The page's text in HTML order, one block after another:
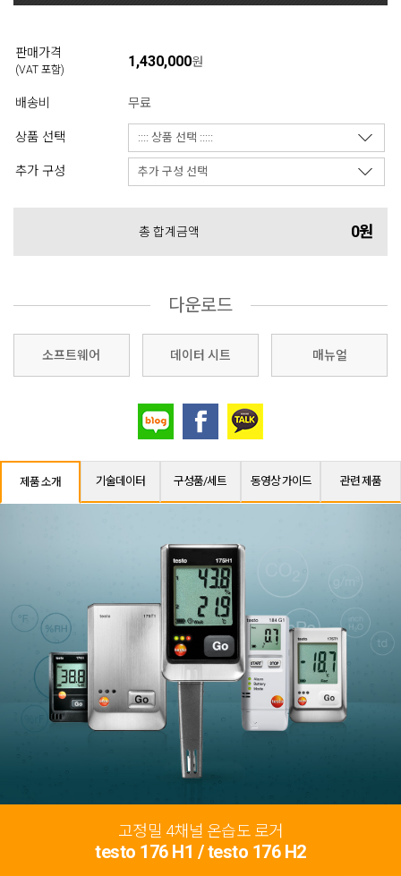
다운로드
소프트웨어 데이터 시트 매뉴얼
판매가격
(VAT 포함) 1,430,000원
배송비 무료
상품 선택
추가 구성
총 합계금액 0원
제품 소개 기술데이터 구성품/세트 동영상 가이드 관련 제품
고정밀 4채널 온습도 로거
testo 176 H1 / testo 176 H2